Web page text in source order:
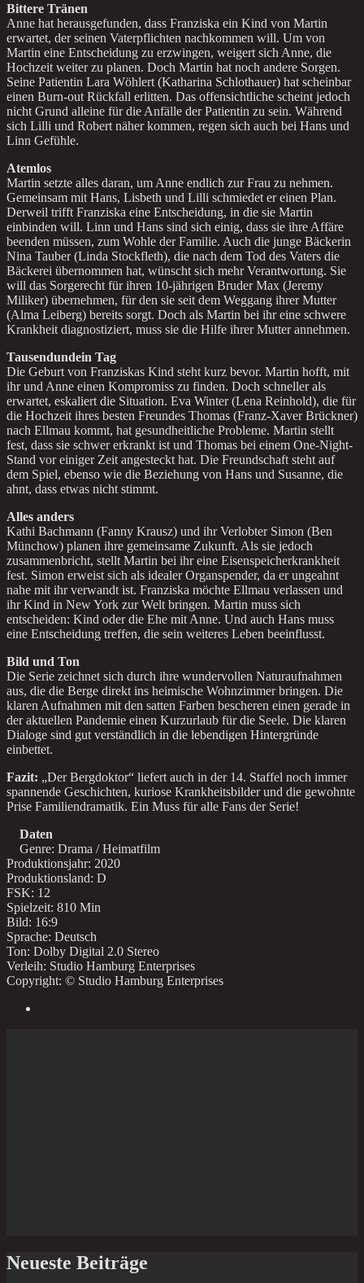
Bittere Tränen
Anne hat herausgefunden, dass Franziska ein Kind von Martin
erwartet, der seinen Vaterpflichten nachkommen will. Um von
Martin eine Entscheidung zu erzwingen, weigert sich Anne, die
Hochzeit weiter zu planen. Doch Martin hat noch andere Sorgen.
Seine Patientin Lara Wöhlert (Katharina Schlothauer) hat scheinbar
einen Burn-out Rückfall erlitten. Das offensichtliche scheint jedoch
nicht Grund alleine für die Anfälle der Patientin zu sein. Während
sich Lilli und Robert näher kommen, regen sich auch bei Hans und
Linn Gefühle.
Atemlos
Martin setzte alles daran, um Anne endlich zur Frau zu nehmen.
Gemeinsam mit Hans, Lisbeth und Lilli schmiedet er einen Plan.
Derweil trifft Franziska eine Entscheidung, in die sie Martin
einbinden will. Linn und Hans sind sich einig, dass sie ihre Affäre
beenden müssen, zum Wohle der Familie. Auch die junge Bäckerin
Nina Tauber (Linda Stockfleth), die nach dem Tod des Vaters die
Bäckerei übernommen hat, wünscht sich mehr Verantwortung. Sie
will das Sorgerecht für ihren 10-jährigen Bruder Max (Jeremy
Miliker) übernehmen, für den sie seit dem Weggang ihrer Mutter
(Alma Leiberg) bereits sorgt. Doch als Martin bei ihr eine schwere
Krankheit diagnostiziert, muss sie die Hilfe ihrer Mutter annehmen.
Tausendundein Tag
Die Geburt von Franziskas Kind steht kurz bevor. Martin hofft, mit
ihr und Anne einen Kompromiss zu finden. Doch schneller als
erwartet, eskaliert die Situation. Eva Winter (Lena Reinhold), die für
die Hochzeit ihres besten Freundes Thomas (Franz-Xaver Brückner)
nach Ellmau kommt, hat gesundheitliche Probleme. Martin stellt
fest, dass sie schwer erkrankt ist und Thomas bei einem One-Night-
Stand vor einiger Zeit angesteckt hat. Die Freundschaft steht auf
dem Spiel, ebenso wie die Beziehung von Hans und Susanne, die
ahnt, dass etwas nicht stimmt.
Alles anders
Kathi Bachmann (Fanny Krausz) und ihr Verlobter Simon (Ben
Münchow) planen ihre gemeinsame Zukunft. Als sie jedoch
zusammenbricht, stellt Martin bei ihr eine Eisenspeicherkrankheit
fest. Simon erweist sich als idealer Organspender, da er ungeahnt
nahe mit ihr verwandt ist. Franziska möchte Ellmau verlassen und
ihr Kind in New York zur Welt bringen. Martin muss sich
entscheiden: Kind oder die Ehe mit Anne. Und auch Hans muss
eine Entscheidung treffen, die sein weiteres Leben beeinflusst.
Bild und Ton
Die Serie zeichnet sich durch ihre wundervollen Naturaufnahmen
aus, die die Berge direkt ins heimische Wohnzimmer bringen. Die
klaren Aufnahmen mit den satten Farben bescheren einen gerade in
der aktuellen Pandemie einen Kurzurlaub für die Seele. Die klaren
Dialoge sind gut verständlich in die lebendigen Hintergründe
einbettet.
Fazit: „Der Bergdoktor“ liefert auch in der 14. Staffel noch immer
spannende Geschichten, kuriose Krankheitsbilder und die gewohnte
Prise Familiendramatik. Ein Muss für alle Fans der Serie!
Daten
Genre: Drama / Heimatfilm
Produktionsjahr: 2020
Produktionsland: D
FSK: 12
Spielzeit: 810 Min
Bild: 16:9
Sprache: Deutsch
Ton: Dolby Digital 2.0 Stereo
Verleih: Studio Hamburg Enterprises
Copyright: © Studio Hamburg Enterprises
Neueste Beiträge